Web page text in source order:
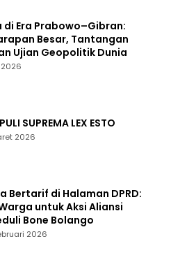
di Era Prabowo–Gibran:
Besar, Tantangan
Ujian Geopolitik Dunia
2026
SUPREMA LEX ESTO
2026
Bertarif di Halaman DPRD:
untuk Aksi Aliansi
Bone Bolango
2026